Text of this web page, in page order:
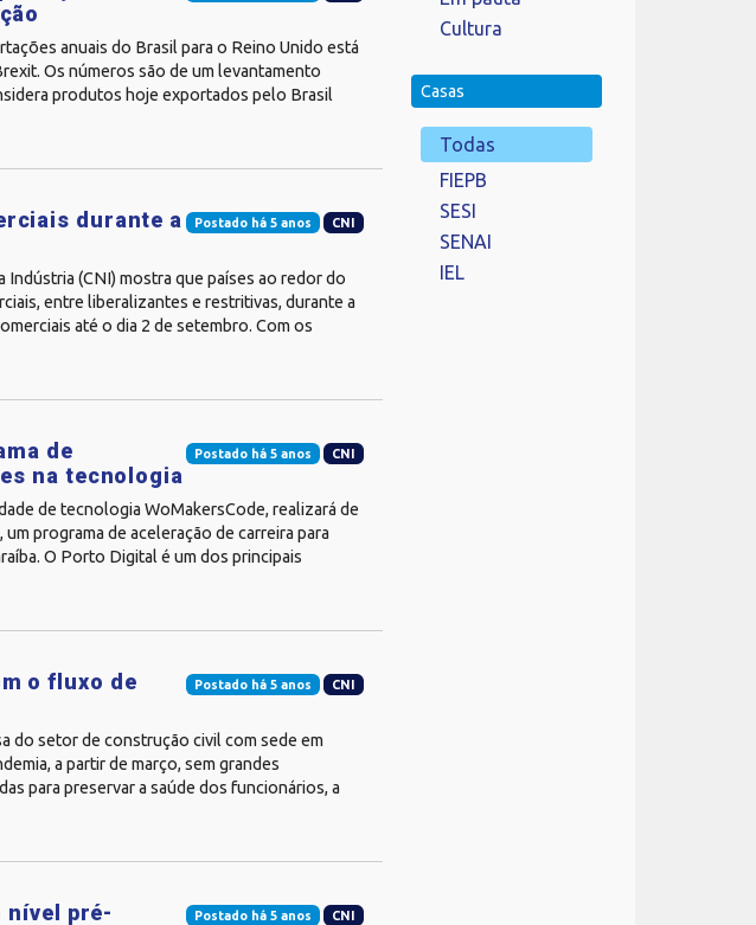
anuais do Brasil para o Reino Unido está
Os números são de um levantamento
produtos hoje exportados pelo Brasil
Postado há 5 anos CNI
durante a
(CNI) mostra que países ao redor do
entre liberalizantes e restritivas, durante a
até o dia 2 de setembro. Com os
Postado há 5 anos CNI
de
na tecnologia
de tecnologia WoMakersCode, realizará de
programa de aceleração de carreira para
O Porto Digital é um dos principais
Postado há 5 anos CNI
o fluxo de
do setor de construção civil com sede em
a partir de março, sem grandes
para preservar a saúde dos funcionários, a
Postado há 5 anos CNI
nível pré-
Cultura
Casas
Todas
FIEPB
SESI
SENAI
IEL